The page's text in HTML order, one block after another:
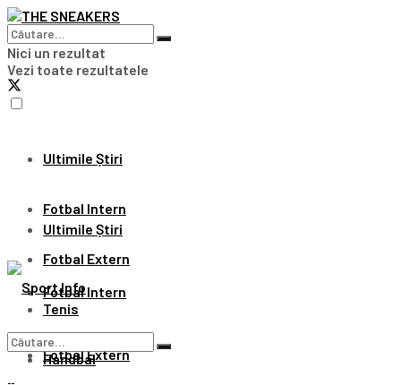
Nici un rezultat
Vezi toate rezultatele
Ultimile Știri
Fotbal Intern
Fotbal Extern
Tenis
Handbal
Ultimile Știri
Fotbal Intern
Fotbal Extern